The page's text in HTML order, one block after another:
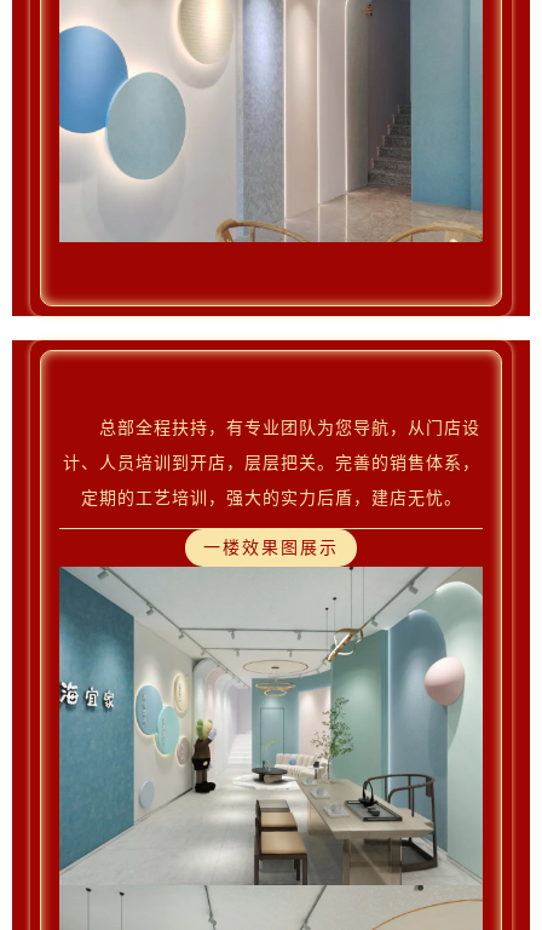
总部全程扶持，有专业团队为您导航，从门店设
计、人员培训到开店，层层把关。完善的销售体系，
定期的工艺培训，强大的实力后盾，建店无忧。
一楼效果图展示